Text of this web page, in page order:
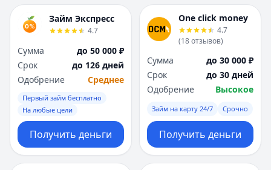
Займ Экспресс
4.7
Сумма
до 50 000 ₽
Срок
до 126 дней
Одобрение
Среднее
Первый займ бесплатно
На любые цели
Получить деньги
One click money
4.7
(18отзывов)
Сумма
до 30 000 ₽
Срок
до 30 дней
Одобрение
Высокое
Займ на карту 24/7 Срочно
Получить деньги